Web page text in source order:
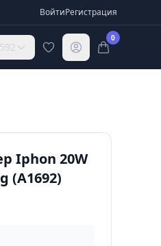
ВойтиРегистрация
0
Iphon 20W
(A1692)